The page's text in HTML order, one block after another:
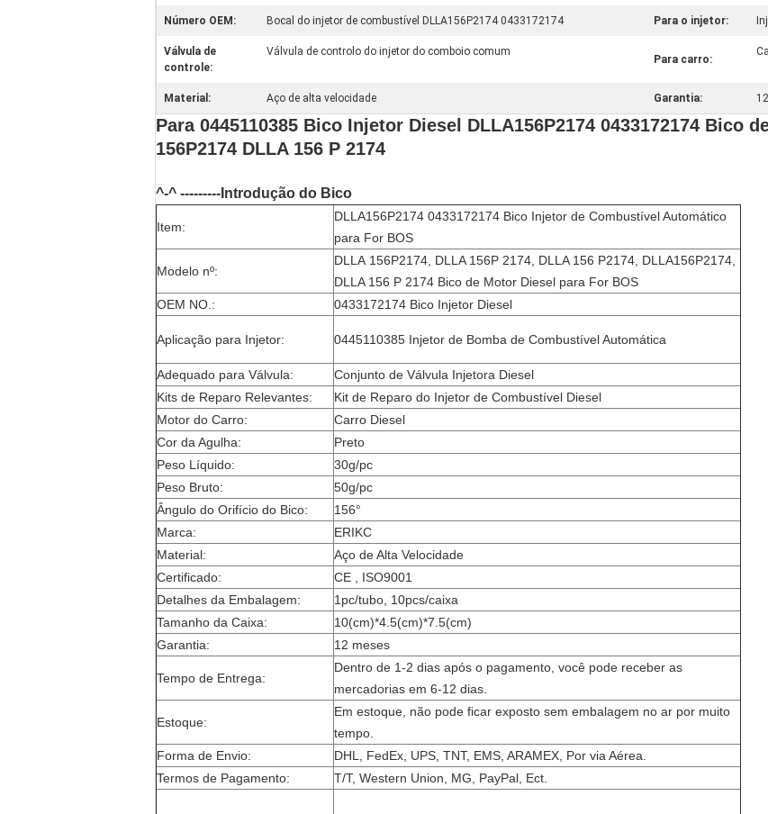
Número OEM: Bocal do injetor de combustível DLLA156P2174 0433172174 Para o injetor:
Válvula de
controle:
Válvula de controlo do injetor do comboio comum
Para carro:
Material: Aço de alta velocidade Garantia:
Para 0445110385 Bico Injetor Diesel DLLA156P2174 0433172174 Bico
156P2174 DLLA 156 P 2174
^-^ ---------Introdução do Bico
Item:
DLLA156P2174 0433172174 Bico Injetor de Combustível Automático
para For BOS
Modelo nº:
DLLA 156P2174, DLLA 156P 2174, DLLA 156 P2174, DLLA156P2174,
DLLA 156 P 2174 Bico de Motor Diesel para For BOS
OEM NO.:
0433172174 Bico Injetor Diesel
Aplicação para Injetor: 0445110385 Injetor de Bomba de Combustível Automática
Adequado para Válvula:
Conjunto de Válvula Injetora Diesel
Kits de Reparo Relevantes:
Kit de Reparo do Injetor de Combustível Diesel
Motor do Carro:
Carro Diesel
Cor da Agulha:
Preto
Peso Líquido:
30g/pc
Peso Bruto:
50g/pc
Ângulo do Orifício do Bico:
156°
Marca:
ERIKC
Material:
Aço de Alta Velocidade
Certificado:
CE , ISO9001
Detalhes da Embalagem:
1pc/tubo, 10pcs/caixa
Tamanho da Caixa:
10(cm)*4.5(cm)*7.5(cm)
Garantia:
12 meses
Tempo de Entrega:
Dentro de 1-2 dias após o pagamento, você pode receber as
mercadorias em 6-12 dias.
Estoque:
Em estoque, não pode ficar exposto sem embalagem no ar por muito
tempo.
Forma de Envio:
DHL, FedEx, UPS, TNT, EMS, ARAMEX, Por via Aérea.
Termos de Pagamento:
T/T, Western Union, MG, PayPal, Ect.